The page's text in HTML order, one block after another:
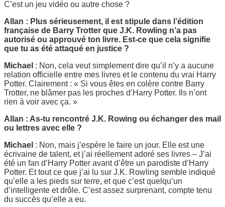
C’est un jeu vidéo ou autre chose ?
Allan : Plus sérieusement, il est stipule dans l’édition
française de Barry Trotter que J.K. Rowling n’a pas
autorisé ou approuvé ton livre. Est-ce que cela signifie
que tu as été attaqué en justice ?
Michael : Non, cela veut simplement dire qu’il n’y a aucune
relation officielle entre mes livres et le contenu du vrai Harry
Potter. Clairement : « Si vous êtes en colère contre Barry
Trotter, ne blâmer pas les proches d’Harry Potter. Ils n’ont
rien à voir avec ça. »
Allan : As-tu rencontré J.K. Rowing ou échanger des mail
ou lettres avec elle ?
Michael : Non, mais j’espère le faire un jour. Elle est une
écrivaine de talent, et j’ai réellement adoré ses livres – J’ai
été un fan d’Harry Potter avant d’être un parodiste d’Harry
Potter. Et tout ce que j’ai lu sur J.K. Rowling semble indiqué
qu’elle a les pieds sur terre, et que c’est quelqu’un
d’intelligente et drôle. C’est assez surprenant, compte tenu
du succès qu’elle a eu.